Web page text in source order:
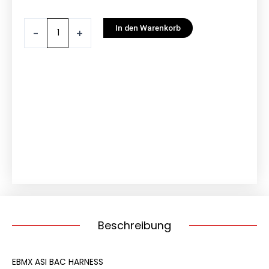
- + In den Warenkorb
Beschreibung
EBMX ASI BAC HARNESS